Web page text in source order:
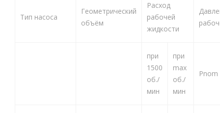
Тип насоса
Геометрический
объём
Расход
рабочей
жидкости
при
1500
об./
мин
при
max
об./
мин
Pnom